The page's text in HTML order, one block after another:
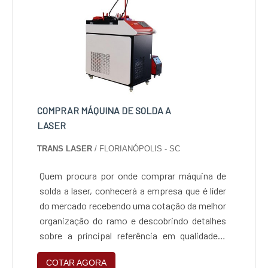
COMPRAR MÁQUINA DE SOLDA A
LASER
TRANS LASER / FLORIANÓPOLIS - SC
Quem procura por onde comprar máquina de
solda a laser, conhecerá a empresa que é líder
do mercado recebendo uma cotação da melhor
organização do ramo e descobrindo detalhes
sobre a principal referência em qualidade.É
importante lembrar que o produto deve ser
adquirido com empresas especializadas. Esse
COTAR AGORA